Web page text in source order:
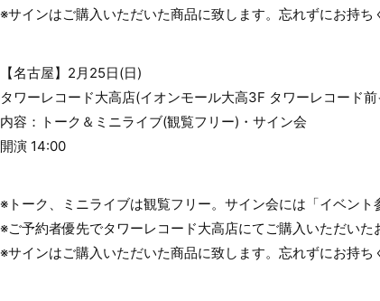
※サインはご購入いただいた商品に致します。忘れずにお持ち
【名古屋】2月25日(日)
タワーレコード大高店(イオンモール大高3F タワーレコード
内容：トーク＆ミニライブ(観覧フリー)・サイン会
開演 14:00
※トーク、ミニライブは観覧フリー。サイン会には「イベント
※ご予約者優先でタワーレコード大高店にてご購入いただいた
※サインはご購入いただいた商品に致します。忘れずにお持ち